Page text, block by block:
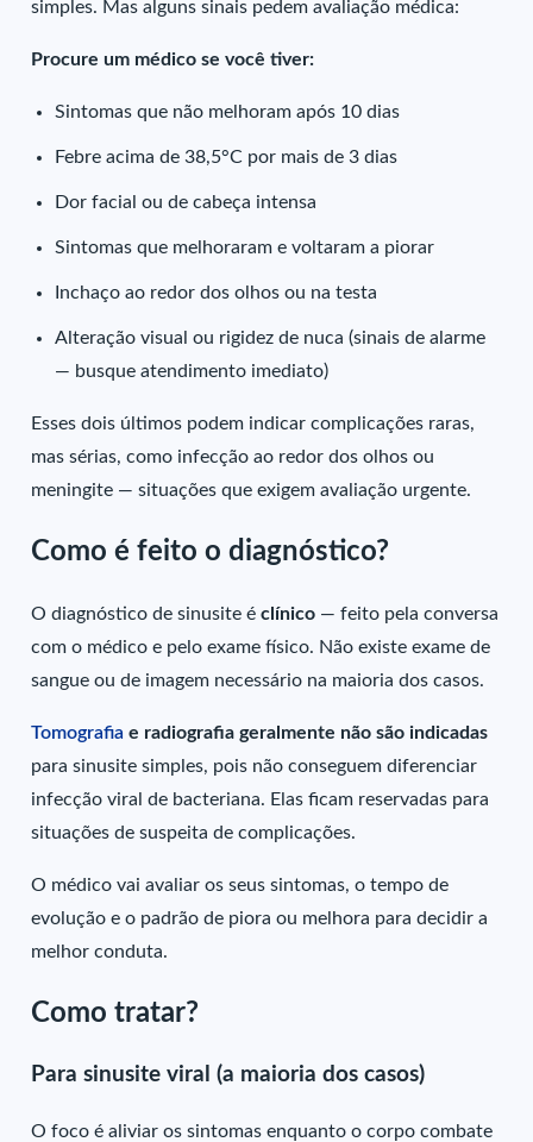
simples. Mas alguns sinais pedem avaliação médica:
Procure um médico se você tiver:
Sintomas que não melhoram após 10 dias
Febre acima de 38,5°C por mais de 3 dias
Dor facial ou de cabeça intensa
Sintomas que melhoraram e voltaram a piorar
Inchaço ao redor dos olhos ou na testa
Alteração visual ou rigidez de nuca (sinais de alarme
— busque atendimento imediato)
Esses dois últimos podem indicar complicações raras,
mas sérias, como infecção ao redor dos olhos ou
meningite — situações que exigem avaliação urgente.
Como é feito o diagnóstico?
O diagnóstico de sinusite éclínico — feito pela conversa
com o médico e pelo exame físico. Não existe exame de
sangue ou de imagem necessário na maioria dos casos.
Tomografiae radiografia geralmente não são indicadas
para sinusite simples, pois não conseguem diferenciar
infecção viral de bacteriana. Elas ficam reservadas para
situações de suspeita de complicações.
O médico vai avaliar os seus sintomas, o tempo de
evolução e o padrão de piora ou melhora para decidir a
melhor conduta.
Como tratar?
Para sinusite viral (a maioria dos casos)
O foco é aliviar os sintomas enquanto o corpo combate